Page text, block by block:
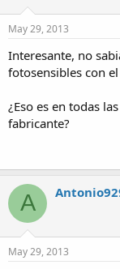
May 29, 2013
Interesante, no
fotosensibles con
¿Eso es en todas
fabricante?
A
May 29, 2013